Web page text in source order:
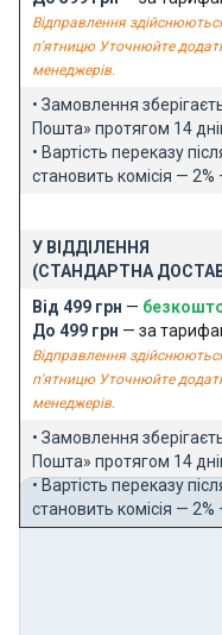
Відправлення
п'ятницю Уточнюйте
менеджерів.
• Замовлення
Пошта» протягом 14
• Вартість переказу
становить комісія — 2%
У ВІДДІЛЕННЯ
(СТАНДАРТНА
Від 499 грн —
До 499 грн — за
Відправлення
п'ятницю Уточнюйте
менеджерів.
• Замовлення
Пошта» протягом 14
• Вартість переказу
становить комісія — 2%